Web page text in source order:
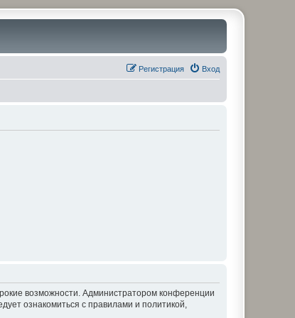
Вход
Регистрация
возможности. Администратором конференции
ознакомиться с правилами и политикой,